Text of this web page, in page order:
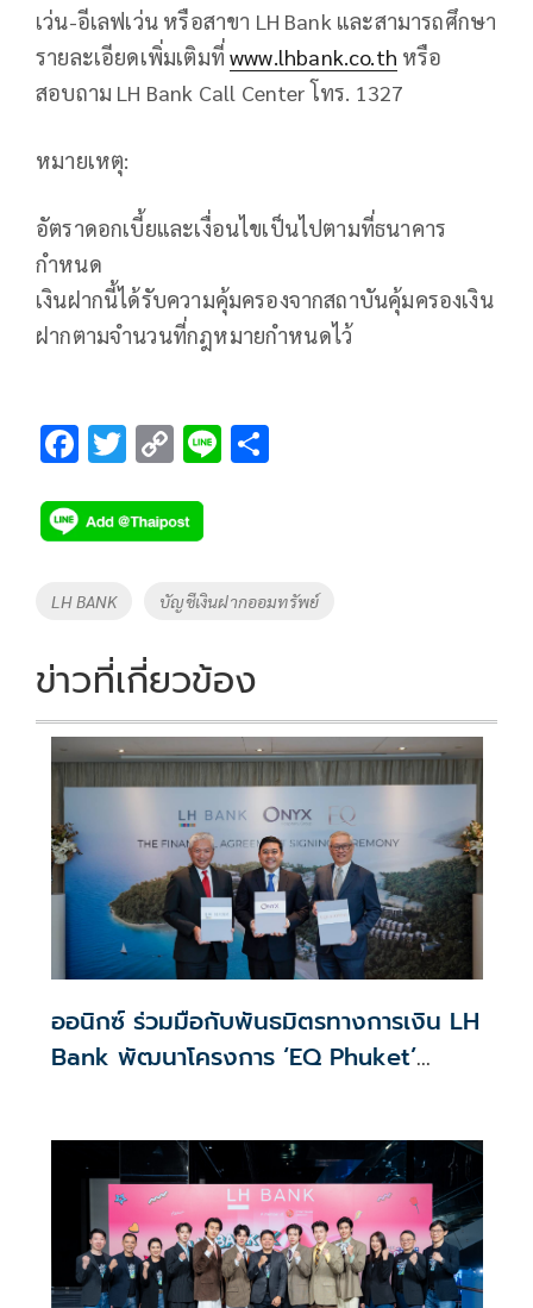
เว่น-อีเลฟเว่น หรือสาขา LH Bank และสามารถศึกษา
รายละเอียดเพิ่มเติมที่www.lhbank.co.th หรือ
สอบถาม LH Bank Call Center โทร. 1327
หมายเหตุ:
อัตราดอกเบี้ยและเงื่อนไขเป็นไปตามที่ธนาคาร
กำหนด
เงินฝากนี้ได้รับความคุ้มครองจากสถาบันคุ้มครองเงิน
ฝากตามจำนวนที่กฎหมายกำหนดไว้
F
e
b
o
k
T
tt
er
C
p
y
Li
k
Li
Tags
LH BANK บัญชีเงินฝากออมทรัพย์
ข่าวที่เกี่ยวข้อง
ออนิกซ์ ร่วมมือกับพันธมิตรทางการเงิน LH
Bank พัฒนาโครงการ ‘EQ Phuket’